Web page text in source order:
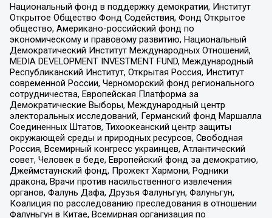
Национальный фонд в поддержку демократии, Институт
Открытое Общество Фонд Содействия, Фонд Открытое
общество, Американо-российский фонд по
экономическому и правовому развитию, Национальный
Демократический Институт Международных Отношений,
MEDIA DEVELOPMENT INVESTMENT FUND, Международный
Республиканский Институт, Открытая Россия, Институт
современной России, Черноморский фонд регионального
сотрудничества, Европейская Платформа за
Демократические Выборы, Международный центр
электоральных исследований, Германский фонд Маршалла
Соединенных Штатов, Тихоокеанский центр защиты
окружающей среды и природных ресурсов, Свободная
Россия, Всемирный конгресс украинцев, Атлантический
совет, Человек в беде, Европейский фонд за демократию,
Джеймстаунский фонд, Прожект Хармони, Родники
дракона, Врачи против насильственного извлечения
органов, Фалунь Дафа, Друзья Фалуньгун, Фалуньгун,
Коалиция по расследованию преследования в отношении
Фалуньгун в Китае, Всемирная организация по